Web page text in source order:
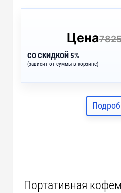
Цена
СО СКИДКОЙ 5%
(зависит от суммы в корзине)
Портативная